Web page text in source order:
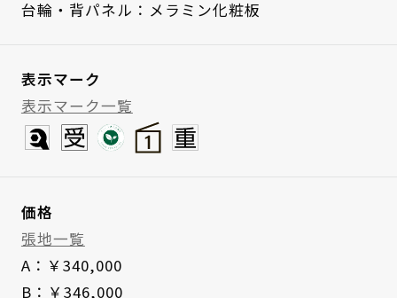
台輪・背パネル：メラミン化粧板
表示マーク
表示マーク一覧
価格
張地一覧
A：￥340,000
B：￥346,000